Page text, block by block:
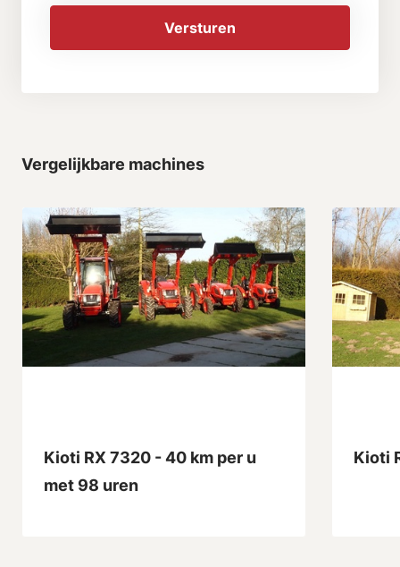
Versturen
Vergelijkbare machines
Kioti RX 7320 - 40 km per u
met 98 uren
Kioti